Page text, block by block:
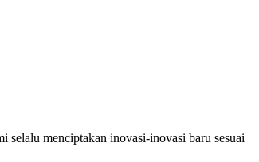
selalu menciptakan inovasi-inovasi baru sesuai